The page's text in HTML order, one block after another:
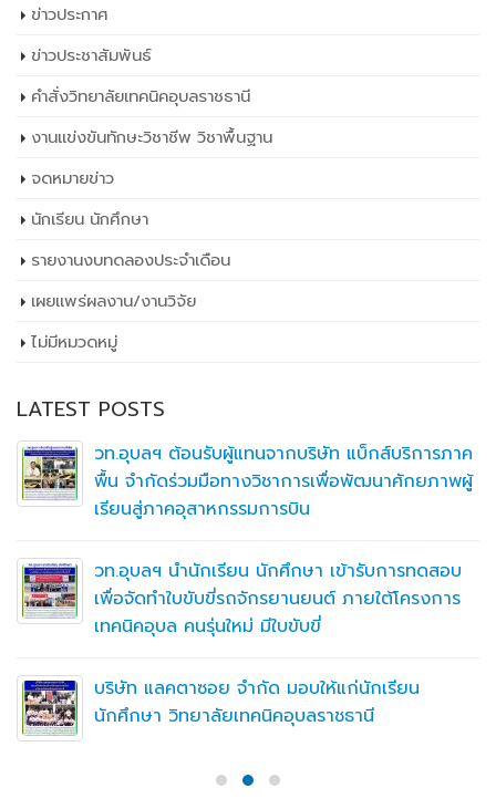
ข่าวประกาศ
ข่าวประชาสัมพันธ์
คำสั่งวิทยาลัยเทคนิคอุบลราชธานี
งานแข่งขันทักษะวิชาชีพ วิชาพื้นฐาน
จดหมายข่าว
นักเรียน นักศึกษา
รายงานงบทดลองประจำเดือน
เผยเเพร่ผลงาน/งานวิจัย
ไม่มีหมวดหมู่
LATEST POSTS
วท.อุบลฯ ต้อนรับผู้แทนจากบริษัท แบ็กส์บริการภาค
พื้น จำกัดร่วมมือทางวิชาการเพื่อพัฒนาศักยภาพผู้
เรียนสู่ภาคอุสาหกรรมการบิน
วท.อุบลฯ นำนักเรียน นักศึกษา เข้ารับการทดสอบ
เพื่อจัดทำใบขับขี่รถจักรยานยนต์ ภายใต้โครงการ
เทคนิคอุบล คนรุ่นใหม่ มีใบขับขี่
บริษัท แลคตาซอย จำกัด มอบให้แก่นักเรียน
นักศึกษา วิทยาลัยเทคนิคอุบลราชธานี